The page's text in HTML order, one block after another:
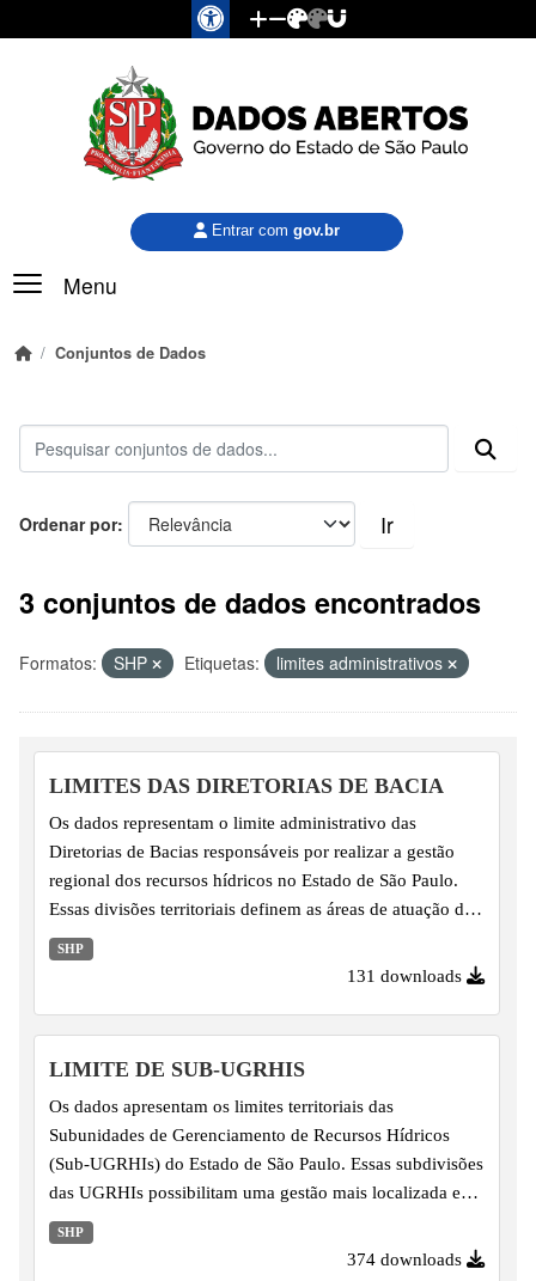
Pular para o conteúdo principal
Menu
Entrar com gov.br
Conjuntos de Dados
Ordenar por Ir
3 conjuntos de dados encontrados
Formatos: SHP Etiquetas: limites administrativos
LIMITES DAS DIRETORIAS DE BACIA
Os dados representam o limite administrativo das
Diretorias de Bacias responsáveis por realizar a gestão
regional dos recursos hídricos no Estado de São Paulo.
Essas divisões territoriais definem as áreas de atuação de
cada diretoria no contexto do Sistema Integrado de
Gerenciamento de Recursos Hídricos (SIGRH), apoiando
SHP
131 downloads
LIMITE DE SUB-UGRHIS
Os dados apresentam os limites territoriais das
Subunidades de Gerenciamento de Recursos Hídricos
(Sub-UGRHIs) do Estado de São Paulo. Essas subdivisões
das UGRHIs possibilitam uma gestão mais localizada e
eficiente dos recursos hídricos, permitindo o
planejamento de ações e políticas públicas em escala sub-
SHP
374 downloads